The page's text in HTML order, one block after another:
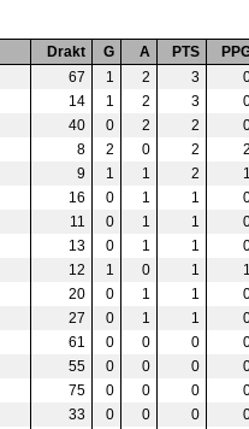
Drakt G A PTS
67 1 2 3
14 1 2 3
40 0 2 2
8 2 0 2
9 1 1 2
16 0 1 1
11 0 1 1
13 0 1 1
12 1 0 1
20 0 1 1
27 0 1 1
61 0 0 0
55 0 0 0
75 0 0 0
33 0 0 0